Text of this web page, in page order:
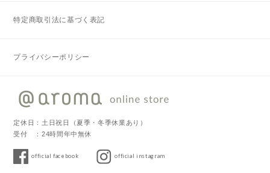
特定商取引法に基づく表記
プライバシーポリシー
定休日：土日祝日（夏季・冬季休業あり）
受付 ：24時間年中無休
official facebook official instagram